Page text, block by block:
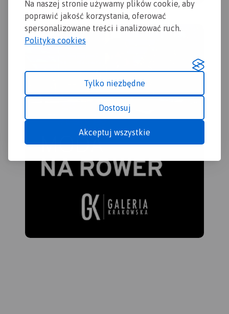
Na naszej stronie używamy plików cookie, aby
poprawić jakość korzystania, oferować
spersonalizowane treści i analizować ruch.
Polityka cookies
Tylko niezbędne
Dostosuj
Akceptuj wszystkie